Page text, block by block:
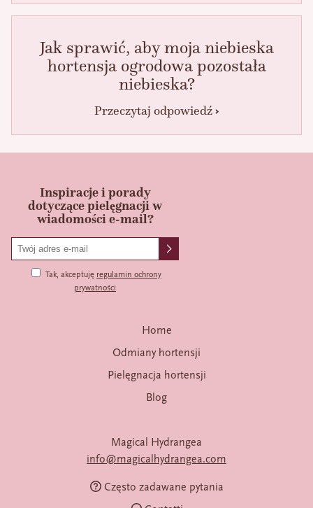
Jak sprawić, aby moja niebieska
hortensja ogrodowa pozostała
niebieska?
Przeczytaj odpowiedź
Inspiracje i porady
dotyczące pielęgnacji w
wiadomości e-mail?
Tak, akceptuję regulamin ochrony
prywatności
Home
Odmiany hortensji
Pielęgnacja hortensji
Blog
Magical Hydrangea
info@magicalhydrangea.com
Często zadawane pytania